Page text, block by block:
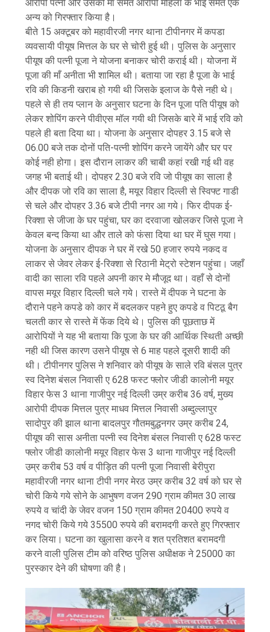
आरोपी पत्नी और उसकी मां समेत आरोपी महिला के भाई समेत एक
अन्य को गिरफ्तार किया है।
बीते 15 अक्टूबर को महावीरजी नगर थाना टीपीनगर में कपडा
व्यवसायी पीयूष मित्तल के घर से चोरी हुई थी। पुलिस के अनुसार
पीयूष की पत्नी पूजा ने योजना बनाकर चोरी कराई थी। योजना में
पूजा की माँ अनीता भी शामिल थी। बताया जा रहा है पूजा के भाई
रवि की किडनी खराब हो गयी थी जिसके इलाज के पैसे नही थे।
पहले से ही तय प्लान के अनुसार घटना के दिन पूजा पति पीयूष को
लेकर शोपिंग करने पीवीएस माॅल गयी थी जिसके बारे में भाई रवि को
पहले ही बता दिया था। योजना के अनुसार दोपहर 3.15 बजे से
06.00 बजे तक दोनों पति-पत्नी शोपिंग करने जायेंगे और घर पर
कोई नही होगा। इस दौरान लाकर की चाबी कहां रखी गई थी वह
जगह भी बताई थी। दोपहर 2.30 बजे रवि जो पीयूष का साला है
और दीपक जो रवि का साला है, मयूर विहार दिल्ली से स्विफ्ट गाडी
से चले और दोपहर 3.36 बजे टीपी नगर आ गये। फिर दीपक ई-
रिक्शा से जीजा के घर पहुंचा, घर का दरवाजा खोलकर जिसे पूजा ने
केवल बन्द किया था और ताले को फंसा दिया था घर में घुस गया।
योजना के अनुसार दीपक ने घर में रखे 50 हजार रुपये नकद व
लाकर से जेवर लेकर ई-रिक्शा से रिठानी मेट्रो स्टेशन पहुंचा। जहाँ
वादी का साला रवि पहले अपनी कार मे मौजूद था। वहाँ से दोनों
वापस मयूर विहार दिल्ली चले गये। रास्ते में दीपक ने घटना के
दौराने पहने कपडे को कार में बदलकर पहने हुए कपडे व पिटठू बैग
चलती कार से रास्ते में फेंक दिये थे। पुलिस की पूछताछ में
आरोपियों ने यह भी बताया कि पूजा के घर की आर्थिक स्थिती अच्छी
नही थी जिस कारण उसने पीयूष से 6 माह पहले दूसरी शादी की
थी। टीपीनगर पुलिस ने शनिवार को पीयूष के साले रवि बंसल पुत्र
स्व दिनेश बंसल निवासी ए 628 फस्ट फ्लोर जीडी कालोनी मयूर
विहार फेस 3 थाना गाजीपुर नई दिल्ली उम्र करीब 36 वर्ष, मुख्य
आरोपी दीपक मित्तल पुत्र माधव मित्तल निवासी अब्दुल्लापुर
सादोपुर की झाल थाना बादलपुर गौतमबुद्धनगर उम्र करीब 24,
पीयूष की सास अनीता पत्नी स्व दिनेश बंसल निवासी ए 628 फस्ट
फ्लोर जीडी कालोनी मयूर विहार फेस 3 थाना गाजीपुर नई दिल्ली
उम्र करीब 53 वर्ष व पीड़ित की पत्नी पूजा निवासी बेरीपुरा
महावीरजी नगर थाना टीपी नगर मेरठ उम्र करीब 32 वर्ष को घर से
चोरी किये गये सोने के आभुषण वजन 290 ग्राम कीमत 30 लाख
रुपये व चांदी के जेवर वजन 150 ग्राम कीमत 20400 रुपये व
नगद चोरी किये गये 35500 रुपये की बरामदगी करते हुए गिरफ्तार
कर लिया। घटना का खुलासा करने व शत प्रतिशत बरामदगी
करने वाली पुलिस टीम को वरिष्ठ पुलिस अधीक्षक ने 25000 का
पुरस्कार देने की घोषणा की है।